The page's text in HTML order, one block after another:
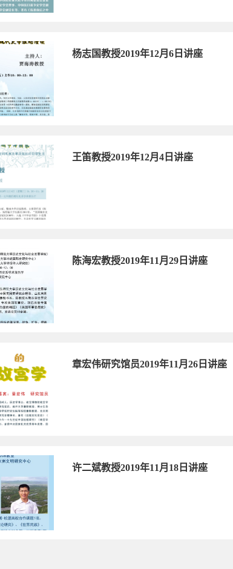
杨志国教授2019年12月6日讲座
王笛教授2019年12月4日讲座
陈海宏教授2019年11月29日讲座
章宏伟研究馆员2019年11月26日讲座
许二斌教授2019年11月18日讲座